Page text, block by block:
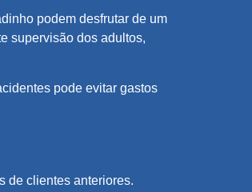
podem desfrutar de um
supervisão dos adultos,
pode evitar gastos
de clientes anteriores.